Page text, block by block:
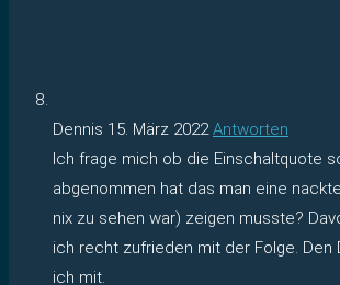
Dennis 15. März 2022 Antworten
Ich frage mich ob die Einschaltquote
abgenommen hat das man eine
nix zu sehen war) zeigen musste?
ich recht zufrieden mit der Folge. Den
ich mit.